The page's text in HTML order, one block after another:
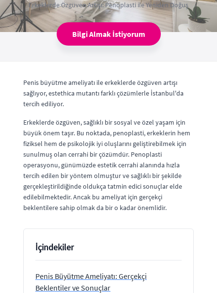
Erkeklerde Özgüven Artışı: Penoplasti ile Yeniden Doğuş
Bilgi Almak İstiyorum
Penis büyütme ameliyatı ile erkeklerde özgüven artışı
sağlıyor, estethica mutantı farklı çözümlerle İstanbul'da
tercih ediliyor.
Erkeklerde özgüven, sağlıklı bir sosyal ve özel yaşam için
büyük önem taşır. Bu noktada, penoplasti, erkeklerin hem
fiziksel hem de psikolojik iyi oluşlarını geliştirebilmek için
sunulmuş olan cerrahi bir çözümdür. Penoplasti
operasyonu, günümüzde estetik cerrahi alanında hızla
tercih edilen bir yöntem olmuştur ve sağlıklı bir şekilde
gerçekleştirildiğinde oldukça tatmin edici sonuçlar elde
edilebilmektedir. Ancak bu ameliyat için gerçekçi
beklentilere sahip olmak da bir o kadar önemlidir.
İçindekiler
Penis Büyütme Ameliyatı: Gerçekçi
Beklentiler ve Sonuçlar